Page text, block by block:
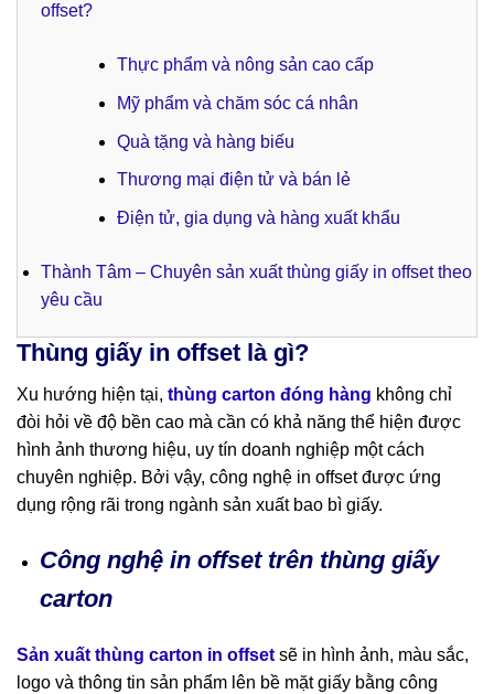
offset?
Thực phẩm và nông sản cao cấp
Mỹ phẩm và chăm sóc cá nhân
Quà tặng và hàng biếu
Thương mại điện tử và bán lẻ
Điện tử, gia dụng và hàng xuất khẩu
Thành Tâm – Chuyên sản xuất thùng giấy in offset theo
yêu cầu
Thùng giấy in offset là gì?
Xu hướng hiện tại, thùng carton đóng hàng không chỉ
đòi hỏi về độ bền cao mà cần có khả năng thể hiện được
hình ảnh thương hiệu, uy tín doanh nghiệp một cách
chuyên nghiệp. Bởi vậy, công nghệ in offset được ứng
dụng rộng rãi trong ngành sản xuất bao bì giấy.
Công nghệ in offset trên thùng giấy
carton
Sản xuất thùng carton in offset sẽ in hình ảnh, màu sắc,
logo và thông tin sản phẩm lên bề mặt giấy bằng công